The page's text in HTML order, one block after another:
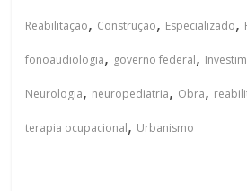
Reabilitação, Construção, Especializado,
fonoaudiologia, governo federal,
Neurologia, neuropediatria, Obra,
terapia ocupacional, Urbanismo